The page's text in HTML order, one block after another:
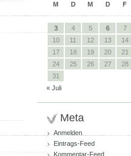
M
D M D F
3
4 5 6 7
10
11 12 13 14
17
18 19 20 21
24
25 26 27 28
31
« Juli
Meta
Anmelden
Eintrags-Feed
Kommentar-Feed